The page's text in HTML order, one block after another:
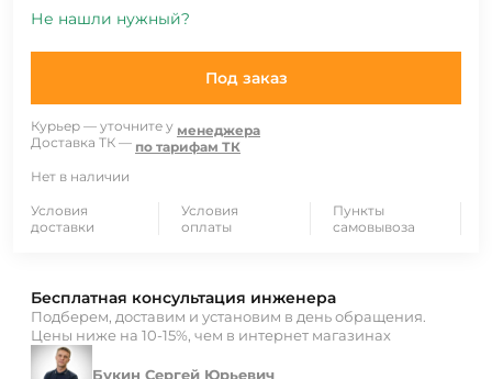
Не нашли нужный?
Под заказ
Курьер — уточните у менеджера
Доставка ТК — по тарифам ТК
Нет в наличии
Условия
доставки
Условия
оплаты
Пункты
самовывоза
Бесплатная консультация инженера
Подберем, доставим и установим в день обращения.
Цены ниже на 10-15%, чем в интернет магазинах
Букин Сергей Юрьевич